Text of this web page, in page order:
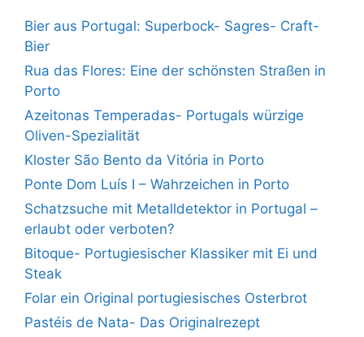
Bier aus Portugal: Superbock- Sagres- Craft-
Bier
Rua das Flores: Eine der schönsten Straßen in
Porto
Azeitonas Temperadas- Portugals würzige
Oliven-Spezialität
Kloster São Bento da Vitória in Porto
Ponte Dom Luís I – Wahrzeichen in Porto
Schatzsuche mit Metalldetektor in Portugal –
erlaubt oder verboten?
Bitoque- Portugiesischer Klassiker mit Ei und
Steak
Folar ein Original portugiesisches Osterbrot
Pastéis de Nata- Das Originalrezept